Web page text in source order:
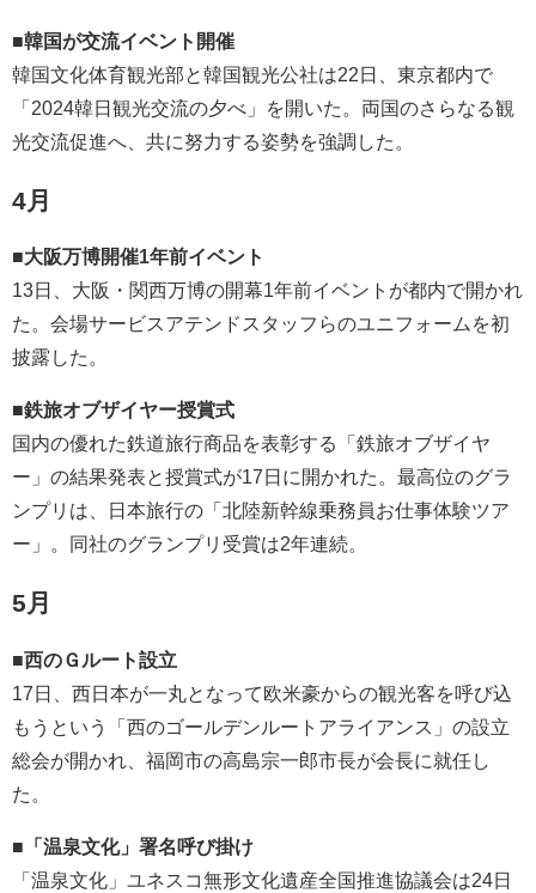
■韓国が交流イベント開催
韓国文化体育観光部と韓国観光公社は22日、東京都内で
「2024韓日観光交流の夕べ」を開いた。両国のさらなる観
光交流促進へ、共に努力する姿勢を強調した。
4月
■大阪万博開催1年前イベント
13日、大阪・関西万博の開幕1年前イベントが都内で開かれ
た。会場サービスアテンドスタッフらのユニフォームを初
披露した。
■鉄旅オブザイヤー授賞式
国内の優れた鉄道旅行商品を表彰する「鉄旅オブザイヤ
ー」の結果発表と授賞式が17日に開かれた。最高位のグラ
ンプリは、日本旅行の「北陸新幹線乗務員お仕事体験ツア
ー」。同社のグランプリ受賞は2年連続。
5月
■西のＧルート設立
17日、西日本が一丸となって欧米豪からの観光客を呼び込
もうという「西のゴールデンルートアライアンス」の設立
総会が開かれ、福岡市の高島宗一郎市長が会長に就任し
た。
■「温泉文化」署名呼び掛け
「温泉文化」ユネスコ無形文化遺産全国推進協議会は24日